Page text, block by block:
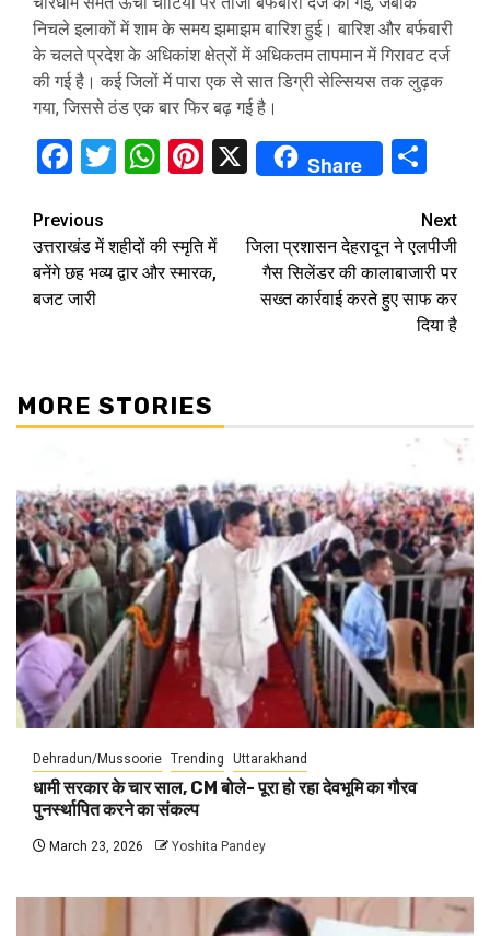
निचले इलाकों में शाम के समय झमाझम बारिश हुई। बारिश और बर्फबारी
के चलते प्रदेश के अधिकांश क्षेत्रों में अधिकतम तापमान में गिरावट दर्ज
की गई है। कई जिलों में पारा एक से सात डिग्री सेल्सियस तक लुढ़क
गया, जिससे ठंड एक बार फिर बढ़ गई है।
Facebook
Twitter
WhatsApp
Pinterest
X Share
Continue
Reading
Previous
उत्तराखंड में शहीदों की स्मृति में
बनेंगे छह भव्य द्वार और स्मारक,
बजट जारी
Next
जिला प्रशासन देहरादून ने एलपीजी
गैस सिलेंडर की कालाबाजारी पर
सख्त कार्रवाई करते हुए साफ कर
दिया है
MORE STORIES
Dehradun/Mussoorie Trending Uttarakhand
धामी सरकार के चार साल, CM बोले- पूरा हो रहा देवभूमि का गौरव
पुनर्स्थापित करने का संकल्प
March 23, 2026 Yoshita Pandey